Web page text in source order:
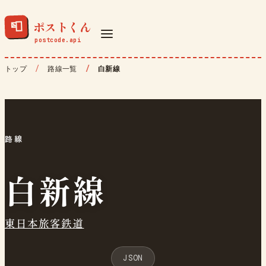
📮 ポストくん
トップ 路線一覧 白新線
路線
白新線
東日本旅客鉄道
JSON